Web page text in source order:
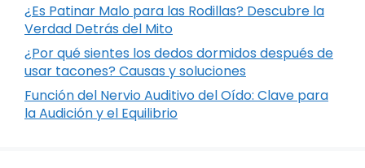
¿Es Patinar Malo para las Rodillas? Descubre la
Verdad Detrás del Mito
¿Por qué sientes los dedos dormidos después de
usar tacones? Causas y soluciones
Función del Nervio Auditivo del Oído: Clave para
la Audición y el Equilibrio